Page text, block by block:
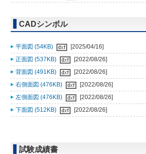
CADシンボル
平面図 (54KB)
[2025/04/16]
正面図 (537KB)
[2022/08/26]
背面図 (491KB)
[2022/08/26]
右側面図 (476KB)
[2022/08/26]
左側面図 (476KB)
[2022/08/26]
下面図 (512KB)
[2022/08/26]
試験成績書